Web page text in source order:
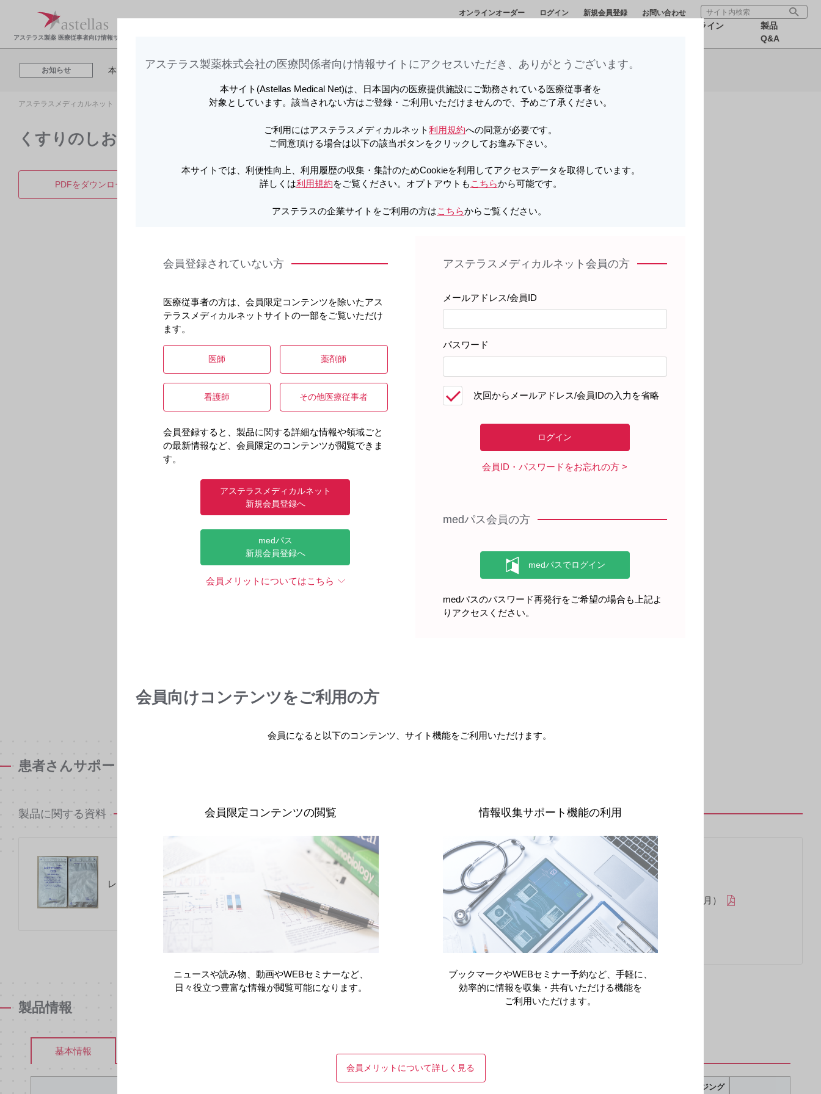
アステラス製薬 医療従事者向け情報サイト
オンラインオーダー ログイン 新規会員登録 お問い合わせ
オンライン
製品
Q&A
お知らせ
アステラスメディカルネットでは、利便性向上、利用履歴の収集・集計のため
Cookieを利用してアクセスデータを取得しています。詳しくは
お知らせ 本日開催される「【8月7日（金）】札幌移植セミナー2026」を視聴されたい方は こちらをクリックしてください
アステラスメディカルネットでは、利便性向上、利用履歴の収集・集計のため
お知らせ
アステラスメディカルネットでは、利便性向上、利用履歴の収集・集計のため
Cookieを利用してアクセスデータを取得しています。詳しくは
をご覧ください。オプトアウトも
アステラスメディカルネット トップ レグナイト錠300mg PDF
くすりのしおり（英語） | Regnite Tablets 300mg くすりのしおり（英語） | レグナイト
PDFをダウンロード 製品詳細 製品Q&A
患者さんサポート資材
製品に関する資料
レグナイト錠300mg保管袋（乾燥剤入り）（2021年9月）
レグナイト錠を服用される患者さんへ（2023年9月）
製品情報
基本情報
パッケージング
アステラス製薬株式会社の医療関係者向け情報サイトに​アクセスいただき、ありがとうございます。​
本サイト(Astellas Medical Net)は、日本国内の医療提供施設にご勤務されている医療従事者を
対象としています。該当されない方はご登録・ご利用いただけませんので、予めご了承ください。
ご利用にはアステラスメディカルネット利用規約への同意が必要です。
ご同意頂ける場合は以下の該当ボタンをクリックしてお進み下さい。
本サイトでは、利便性向上、利用履歴の収集・集計のためCookieを利用してアクセスデータを取得しています。
詳しくは利用規約をご覧ください。オプトアウトも こちらから可能です。
アステラスの企業サイトをご利用の方はこちらからご覧ください。
会員登録されていない方
医療従事者の方は、会員限定コンテンツを除いたアス
テラスメディカルネットサイトの一部をご覧いただけ
ます。
医師 薬剤師
看護師 その他医療従事者
会員登録すると、製品に関する詳細な情報や領域ごと
の最新情報など、会員限定のコンテンツが閲覧できま
す。
アステラスメディカルネット
新規会員登録へ
medパス
新規会員登録へ
会員メリットについてはこちら
アステラスメディカルネット会員の方
メールアドレス/会員ID
パスワード
次回からメールアドレス/会員IDの入力を省略
会員ID・パスワードをお忘れの方
medパス会員の方
medパスのパスワード再発行をご希望の場合も上記よ
りアクセスください。
会員向けコンテンツをご利用の方
会員になると以下のコンテンツ、サイト機能をご利用いただけます。
会員限定コンテンツの閲覧
ニュースや読み物、動画やWEBセミナーなど、
日々役立つ豊富な情報が閲覧可能になります。
情報収集サポート機能の利用
ブックマークやWEBセミナー予約など、手軽に、
効率的に情報を収集・共有いただける機能を
ご利用いただけます。
会員メリットについて詳しく見る